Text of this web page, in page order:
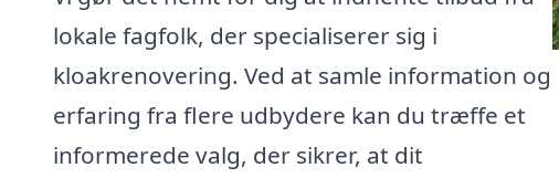
lokale fagfolk, der specialiserer sig i
kloakrenovering. Ved at samle information og
erfaring fra flere udbydere kan du træffe et
informerede valg, der sikrer, at dit